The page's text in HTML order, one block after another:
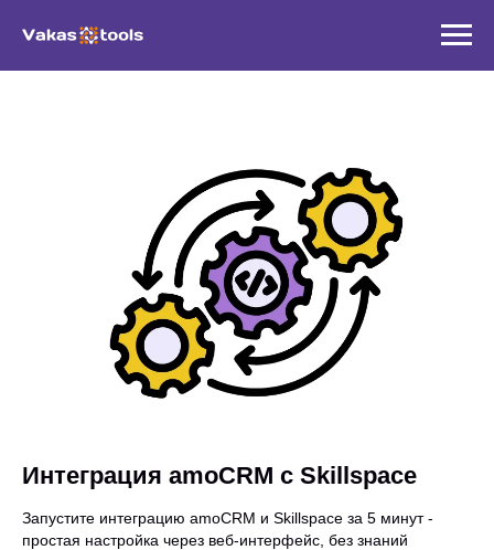
Интеграция amoCRM с Skillspace
Запустите интеграцию amoCRM и Skillspace за 5 минут -
простая настройка через веб-интерфейс, без знаний